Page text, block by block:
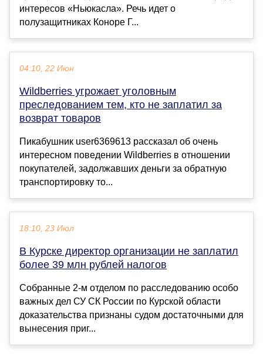
интересов «Ньюкасла». Речь идет о
полузащитниках Коноре Г...
04:10, 22 Июн
Wildberries угрожает уголовным
преследованием тем, кто не заплатил за
возврат товаров
Пикабушник user6369613 рассказал об очень
интересном поведении Wildberries в отношении
покупателей, задолжавших деньги за обратную
транспортировку то...
18:10, 23 Июл
В Курске директор организации не заплатил
более 39 млн рублей налогов
Собранные 2-м отделом по расследованию особо
важных дел СУ СК России по Курской области
доказательства признаны судом достаточными для
вынесения приг...